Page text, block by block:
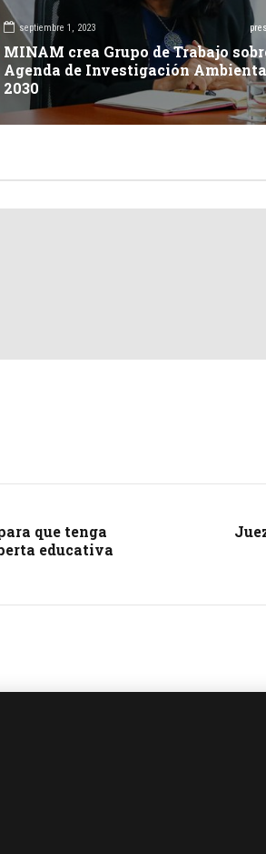
septiembre 1, 2023
MINAM crea Grupo de Trabajo
Agenda de Investigación
2030
que tenga
educativa